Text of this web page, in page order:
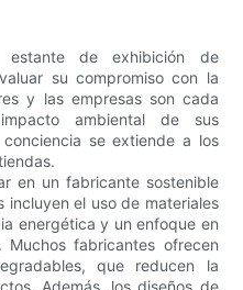
de exhibición de
su compromiso con la
y las empresas son cada
ambiental de sus
se extiende a los
en un fabricante sostenible
incluyen el uso de materiales
energética y un enfoque en
fabricantes ofrecen
que reducen la